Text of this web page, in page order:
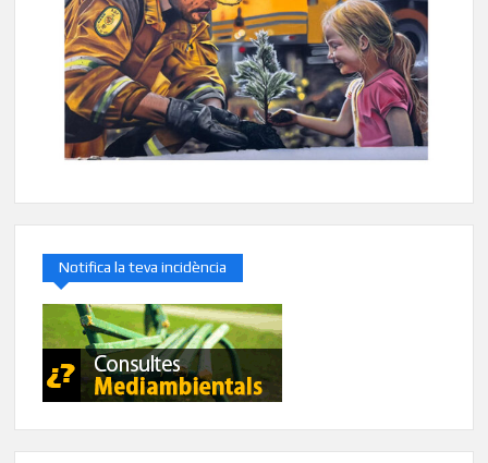
Notifica la teva incidència